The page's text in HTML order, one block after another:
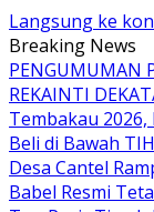
Langsung ke
Breaking News
PENGUMUMAN
REKAINTI
Tembakau
Beli di Bawah
Desa Cantel
Babel Resmi